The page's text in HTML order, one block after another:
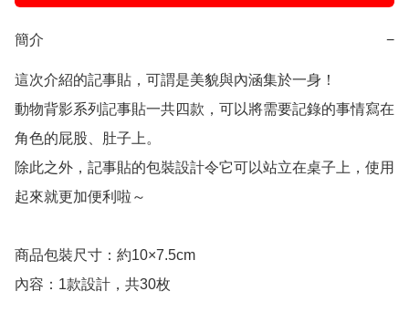
簡介 −
這次介紹的記事貼，可謂是美貌與內涵集於一身！
動物背影系列記事貼一共四款，可以將需要記錄的事情寫在
角色的屁股、肚子上。
除此之外，記事貼的包裝設計令它可以站立在桌子上，使用
起來就更加便利啦～
商品包裝尺寸：約10×7.5cm
內容：1款設計，共30枚